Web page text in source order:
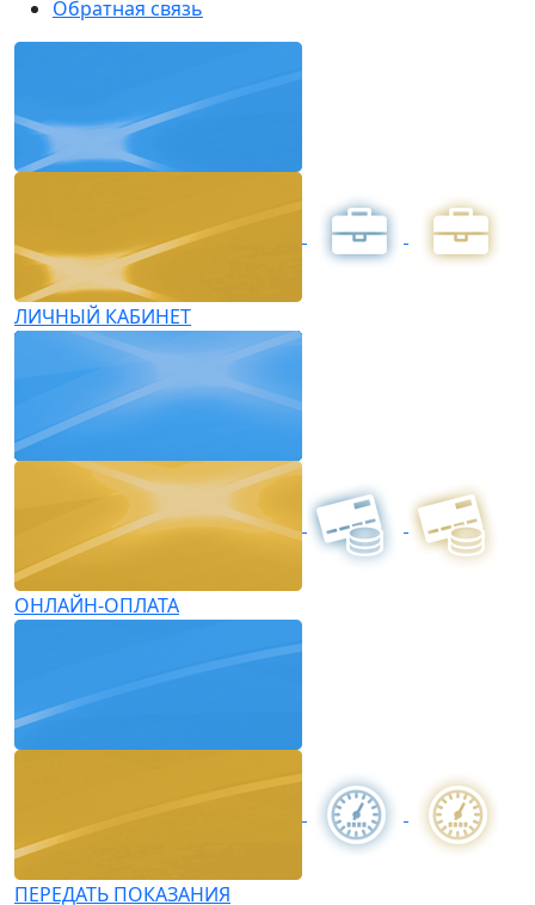
Обратная связь
ЛИЧНЫЙ КАБИНЕТ
ОНЛАЙН-ОПЛАТА
ПЕРЕДАТЬ ПОКАЗАНИЯ